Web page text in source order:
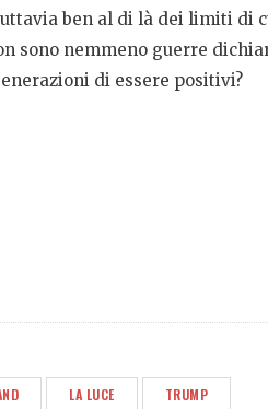
ben al di là dei limiti di
sono nemmeno guerre
di essere positivi?
LA LUCE TRUMP